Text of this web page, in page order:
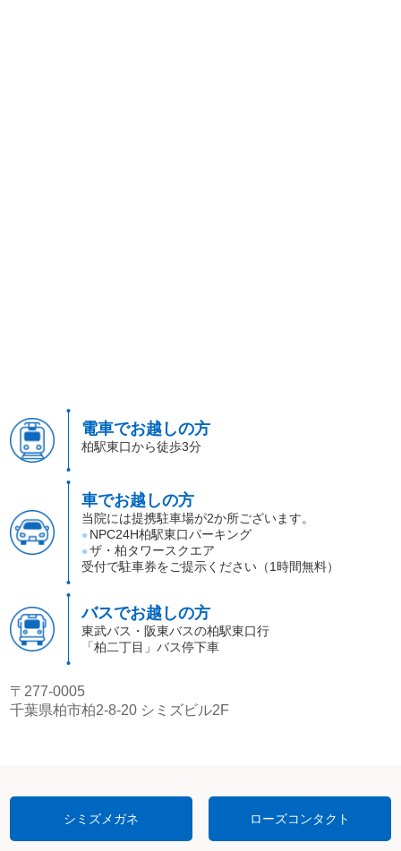
電車でお越しの方
柏駅東口から徒歩3分
車でお越しの方
当院には提携駐車場が2か所ございます。
● NPC24H柏駅東口パーキング
● ザ・柏タワースクエア
受付で駐車券をご提示ください（1時間無料）
バスでお越しの方
東武バス・阪東バスの柏駅東口行
「柏二丁目」バス停下車
〒277-0005
千葉県柏市柏2-8-20 シミズビル2F
シミズメガネ ローズコンタクト